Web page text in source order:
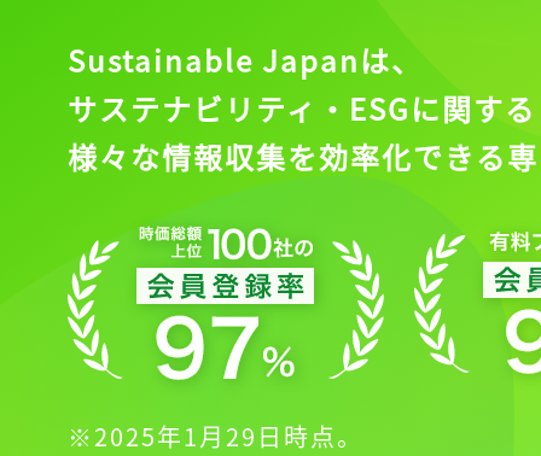
Sustainable Japanは、
サステナビリティ・ESGに関する
様々な情報収集を効率化できる
※2025年1月29日時点。